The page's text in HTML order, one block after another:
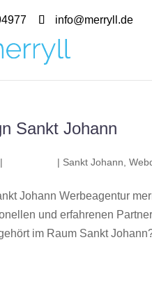
info@merryll.de
Sankt Johann
| | Sankt Johann ,
Johann Werbeagentur
und erfahrenen
im Raum Sankt